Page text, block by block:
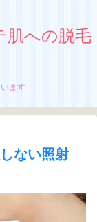
肌への脱毛
ます
ない照射